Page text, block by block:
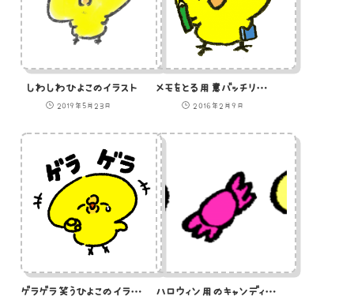
しわしわひよこのイラスト
2019年5月23日
メモをとる用意バッチリのひよこのイラスト
2016年2月9日
ゲラゲラ笑うひよこのイラスト ハロウィン用のキャンディーのイラスト